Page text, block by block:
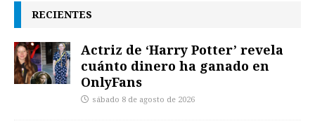
RECIENTES
Actriz de ‘Harry Potter’ revela
cuánto dinero ha ganado en
OnlyFans
sábado 8 de agosto de 2026